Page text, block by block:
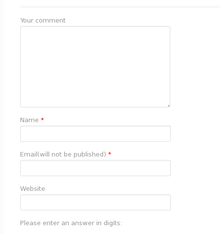
Your comment
Name *
Email(will not be published) *
Website
Please enter an answer in digits: